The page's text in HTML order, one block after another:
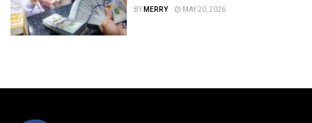
BYMERRY MAY 20, 2026